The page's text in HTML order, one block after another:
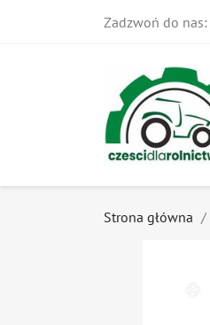
Zadzwoń do nas:
Strona główna